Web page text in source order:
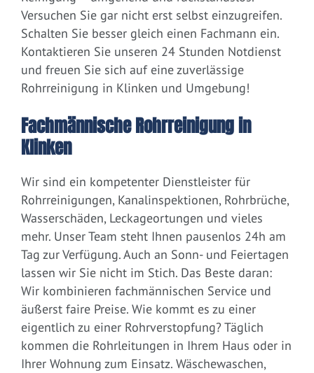
Versuchen Sie gar nicht erst selbst einzugreifen.
Schalten Sie besser gleich einen Fachmann ein.
Kontaktieren Sie unseren 24 Stunden Notdienst
und freuen Sie sich auf eine zuverlässige
Rohrreinigung in Klinken und Umgebung!
Fachmännische Rohrreinigung in
Klinken
Wir sind ein kompetenter Dienstleister für
Rohrreinigungen, Kanalinspektionen, Rohrbrüche,
Wasserschäden, Leckageortungen und vieles
mehr. Unser Team steht Ihnen pausenlos 24h am
Tag zur Verfügung. Auch an Sonn- und Feiertagen
lassen wir Sie nicht im Stich. Das Beste daran:
Wir kombinieren fachmännischen Service und
äußerst faire Preise. Wie kommt es zu einer
eigentlich zu einer Rohrverstopfung? Täglich
kommen die Rohrleitungen in Ihrem Haus oder in
Ihrer Wohnung zum Einsatz. Wäschewaschen,